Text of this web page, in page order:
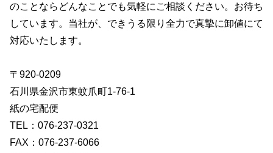
のことならどんなことでも気軽にご相談ください。お待ち
しています。当社が、できうる限り全力で真摯に卸値にて
対応いたします。
〒920‐0209
石川県金沢市東蚊爪町1‐76‐1
紙の宅配便
TEL：076-237‐0321
FAX：076-237‐6066